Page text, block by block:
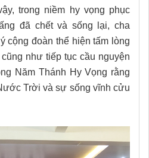
trong niềm hy vọng phục
đã chết và sống lại, cha
cộng đoàn thể hiện tấm lòng
như tiếp tục cầu nguyện
Năm Thánh Hy Vọng rằng
Trời và sự sống vĩnh cửu